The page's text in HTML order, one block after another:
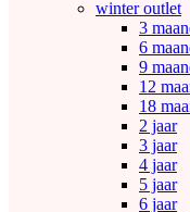
winter outlet
3
6
9
12
18
2 jaar
3 jaar
4 jaar
5 jaar
6 jaar